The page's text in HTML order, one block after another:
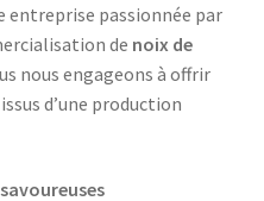
entreprise passionnée par
de noix de
nous engageons à offrir
d’une production